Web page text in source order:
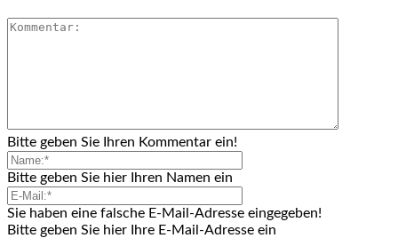
Bitte geben Sie Ihren Kommentar ein!
Bitte geben Sie hier Ihren Namen ein
Sie haben eine falsche E-Mail-Adresse eingegeben!
Bitte geben Sie hier Ihre E-Mail-Adresse ein